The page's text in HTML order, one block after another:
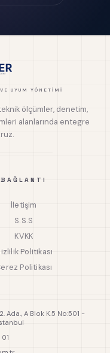
UYUM YÖNETIMI
ölçümler, denetim,
alanlarında entegre
BAĞLANTI
İletişim
S.S.S
KVKK
Politikası
Politikası
Ada., A Blok K.5 No:501 -